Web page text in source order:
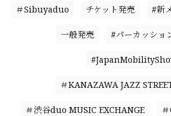
＃Sibuyaduo チケット発売 #新
一般発売 #パーカッショ
＃KANAZAWA JAZZ
＃渋谷duo MUSIC EXCHANGE